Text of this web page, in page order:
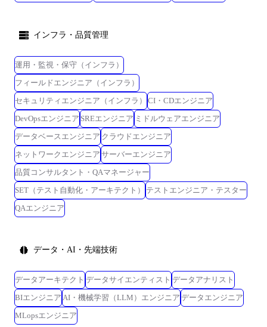
インフラ・品質管理
運用・監視・保守（インフラ）
フィールドエンジニア（インフラ）
セキュリティエンジニア（インフラ）
CI・CDエンジニア
DevOpsエンジニア SREエンジニア ミドルウェアエンジニア
データベースエンジニア クラウドエンジニア
ネットワークエンジニア サーバーエンジニア
品質コンサルタント・QAマネージャー
SET（テスト自動化・アーキテクト）
テストエンジニア・テスター
QAエンジニア
データ・AI・先端技術
データアーキテクト データサイエンティスト データアナリスト
BIエンジニア AI・機械学習（LLM）エンジニア データエンジニア
MLopsエンジニア